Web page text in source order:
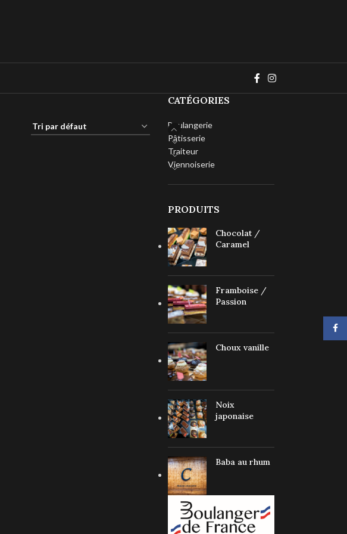
CATÉGORIES
Boulangerie
Pâtisserie
Traiteur
Viennoiserie
PRODUITS
Chocolat /
Caramel
Framboise /
Passion
Choux vanille
Noix
japonaise
Baba au rhum